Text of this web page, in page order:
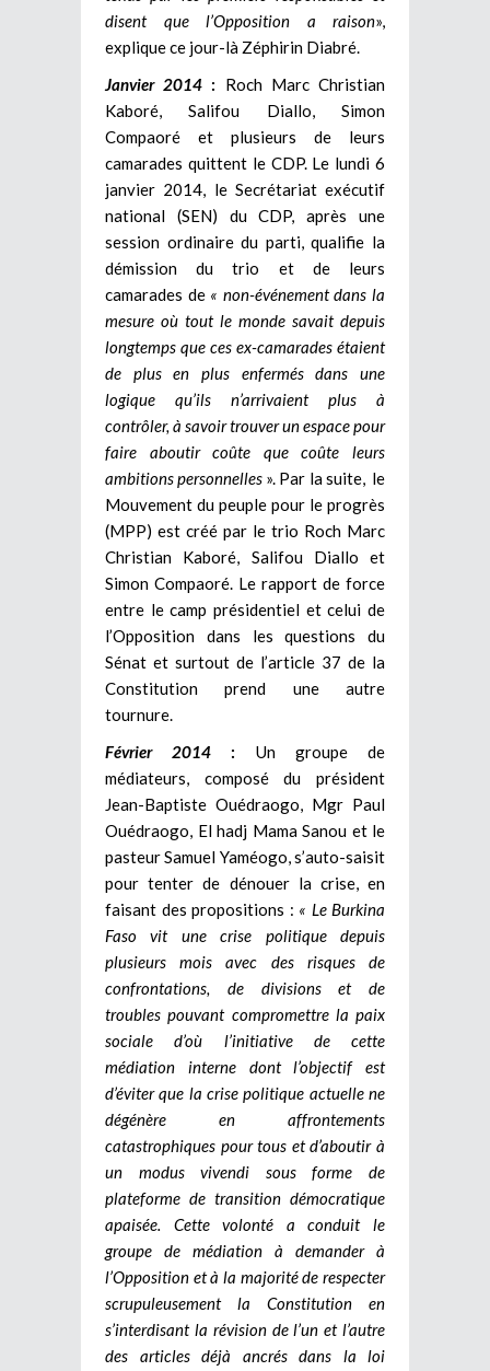
disent que l’Opposition a raison»,
explique ce jour-là Zéphirin Diabré.
Janvier 2014 : Roch Marc Christian
Kaboré, Salifou Diallo, Simon
Compaoré et plusieurs de leurs
camarades quittent le CDP. Le lundi 6
janvier 2014, le Secrétariat exécutif
national (SEN) du CDP, après une
session ordinaire du parti, qualifie la
démission du trio et de leurs
camarades de « non-événement dans la
mesure où tout le monde savait depuis
longtemps que ces ex-camarades étaient
de plus en plus enfermés dans une
logique qu’ils n’arrivaient plus à
contrôler, à savoir trouver un espace pour
faire aboutir coûte que coûte leurs
ambitions personnelles ». Par la suite, le
Mouvement du peuple pour le progrès
(MPP) est créé par le trio Roch Marc
Christian Kaboré, Salifou Diallo et
Simon Compaoré. Le rapport de force
entre le camp présidentiel et celui de
l’Opposition dans les questions du
Sénat et surtout de l’article 37 de la
Constitution prend une autre
tournure.
Février 2014 : Un groupe de
médiateurs, composé du président
Jean-Baptiste Ouédraogo, Mgr Paul
Ouédraogo, El hadj Mama Sanou et le
pasteur Samuel Yaméogo, s’auto-saisit
pour tenter de dénouer la crise, en
faisant des propositions : « Le Burkina
Faso vit une crise politique depuis
plusieurs mois avec des risques de
confrontations, de divisions et de
troubles pouvant compromettre la paix
sociale d’où l’initiative de cette
médiation interne dont l’objectif est
d’éviter que la crise politique actuelle ne
dégénère en affrontements
catastrophiques pour tous et d’aboutir à
un modus vivendi sous forme de
plateforme de transition démocratique
apaisée. Cette volonté a conduit le
groupe de médiation à demander à
l’Opposition et à la majorité de respecter
scrupuleusement la Constitution en
s’interdisant la révision de l’un et l’autre
des articles déjà ancrés dans la loi